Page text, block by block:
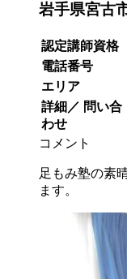
岩手県宮古
認定講師資格
電話番号
エリア
詳細／ 問い合
わせ
コメント
足もみ塾の素
ます。